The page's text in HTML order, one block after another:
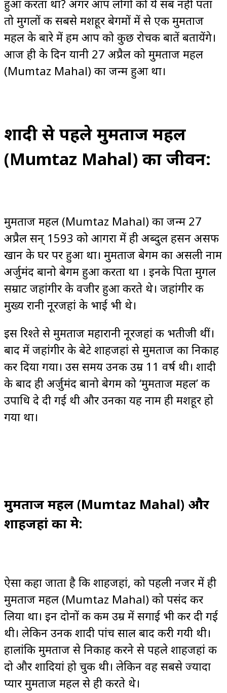
हुआ करता था? अगर आप लोगों को ये सब नहीं पता
तो मुगलों की सबसे मशहूर बेगमों में से एक मुमताज
महल के बारे में हम आप को कुछ रोचक बातें बतायेंगे।
आज ही के दिन यानी 27 अप्रैल को मुमताज महल
(Mumtaz Mahal) का जन्म हुआ था।
शादी से पहले मुमताज महल
(Mumtaz Mahal) का जीवन:
मुमताज महल (Mumtaz Mahal) का जन्म 27
अप्रैल सन् 1593 को आगरा में ही अब्दुल हसन असफ
खान के घर पर हुआ था। मुमताज बेगम का असली नाम
अर्जुमंद बानो बेगम हुआ करता था । इनके पिता मुगल
सम्राट जहांगीर के वजीर हुआ करते थे। जहांगीर की
मुख्य रानी नूरजहां के भाई भी थे।
इस रिश्ते से मुमताज महारानी नूरजहां की भतीजी थीं।
बाद में जहांगीर के बेटे शाहजहां से मुमताज का निकाह
कर दिया गया। उस समय उनकी उम्र 11 वर्ष थी। शादी
के बाद ही अर्जुमंद बानो बेगम को ‘मुमताज महल’ की
उपाधि दे दी गई थी और उनका यह नाम ही मशहूर हो
गया था।
मुमताज महल (Mumtaz Mahal) और
शाहजहां का प्रेम:
ऐसा कहा जाता है कि शाहजहां, को पहली नजर में ही
मुमताज महल (Mumtaz Mahal) को पसंद कर
लिया था। इन दोनों की कम उम्र में सगाई भी कर दी गई
थी। लेकिन उनकी शादी पांच साल बाद करी गयी थी।
हालांकि मुमताज से निकाह करने से पहले शाहजहां की
दो और शादियां हो चुकी थी। लेकिन वह सबसे ज्यादा
प्यार मुमताज महल से ही करते थे।